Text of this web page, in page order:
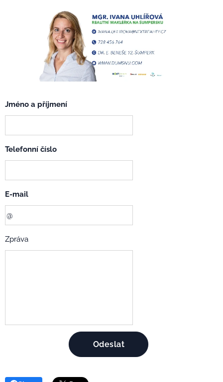
Jméno a příjmení
Telefonní číslo
E-mail
Zpráva
Odeslat